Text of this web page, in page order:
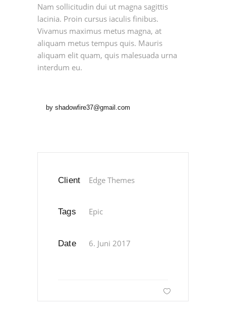
Nam sollicitudin dui ut magna sagittis
lacinia. Proin cursus iaculis finibus.
Vivamus maximus metus magna, at
aliquam metus tempus quis. Mauris
aliquam elit quam, quis malesuada urna
interdum eu.
by shadowfire37@gmail.com
Client Edge Themes
Tags Epic
Date 6. Juni 2017